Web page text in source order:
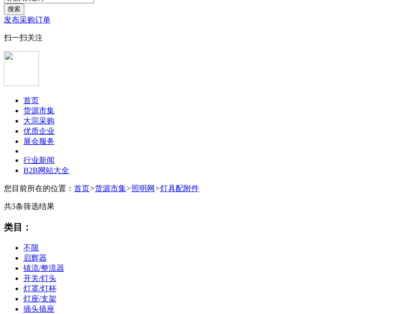
搜索
发布采购订单
扫一扫关注
首页
货源市集
大宗采购
优质企业
展会服务
行业新闻
B2B网站大全
您目前所在的位置： 首页>货源市集>照明网 >灯具配附件
共5条筛选结果
类目：
不限
启辉器
镇流/整流器
开关/灯头
灯罩/灯杯
灯座/支架
插头插座